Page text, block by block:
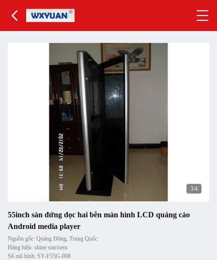
3/4
55inch sàn đứng dọc hai bên màn hình LCD quảng cáo
Android media player
Nguồn gốc: Quảng Đông, Trung Quốc
Hàng hiệu: shine star/oem
Số mô hình: SY-F55G-008